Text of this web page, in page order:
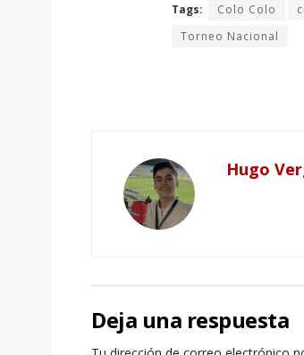
Tags: Colo Colo
Torneo Nacional
Hugo
Deja una respuesta